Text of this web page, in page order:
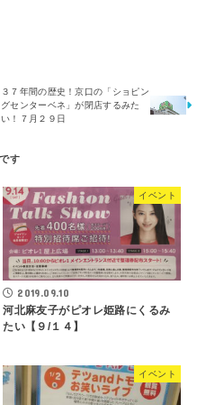
３７年間の歴史！京口の「ショピン
グセンターベネ」が閉店するみた
い！７月２９日
イベント
2019.09.10
河北麻友子がピオレ姫路にくるみ
たい【９/１４】
イベント